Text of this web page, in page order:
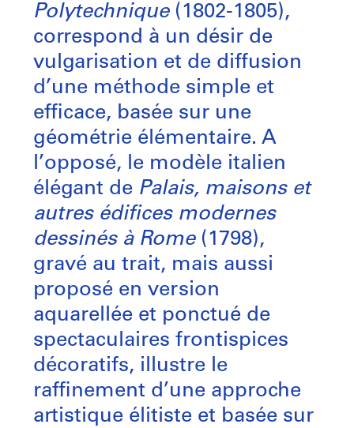
Polytechnique(1802-1805),
correspond à un désir de
vulgarisation et de diffusion
d’une méthode simple et
efficace, basée sur une
géométrie élémentaire. A
l’opposé, le modèle italien
élégant de Palais, maisons et
autres édifices modernes
dessinés à Rome(1798),
gravé au trait, mais aussi
proposé en version
aquarellée et ponctué de
spectaculaires frontispices
décoratifs, illustre le
raffinement d’une approche
artistique élitiste et basée sur